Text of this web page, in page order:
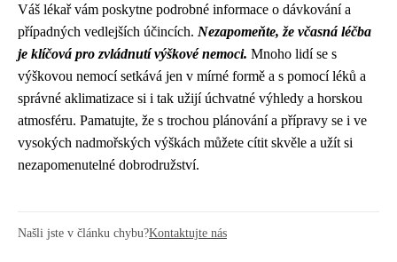
Váš lékař vám poskytne podrobné informace o dávkování a
případných vedlejších účincích. Nezapomeňte, že včasná léčba
je klíčová pro zvládnutí výškové nemoci. Mnoho lidí se s
výškovou nemocí setkává jen v mírné formě a s pomocí léků a
správné aklimatizace si i tak užijí úchvatné výhledy a horskou
atmosféru. Pamatujte, že s trochou plánování a přípravy se i ve
vysokých nadmořských výškách můžete cítit skvěle a užít si
nezapomenutelné dobrodružství.
Našli jste v článku chybu?Kontaktujte nás